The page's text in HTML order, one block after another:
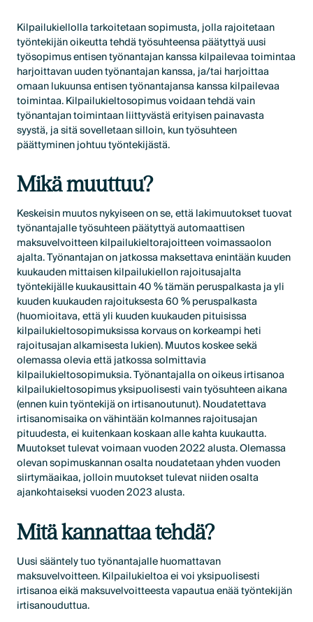
Kilpailukiellolla tarkoitetaan sopimusta, jolla rajoitetaan
työntekijän oikeutta tehdä työsuhteensa päätyttyä uusi
työsopimus entisen työnantajan kanssa kilpailevaa toimintaa
harjoittavan uuden työnantajan kanssa, ja/tai harjoittaa
omaan lukuunsa entisen työnantajansa kanssa kilpailevaa
toimintaa. Kilpailukieltosopimus voidaan tehdä vain
työnantajan toimintaan liittyvästä erityisen painavasta
syystä, ja sitä sovelletaan silloin, kun työsuhteen
päättyminen johtuu työntekijästä.
Mikä muuttuu?
Keskeisin muutos nykyiseen on se, että lakimuutokset tuovat
työnantajalle työsuhteen päätyttyä automaattisen
maksuvelvoitteen kilpailukieltorajoitteen voimassaolon
ajalta. Työnantajan on jatkossa maksettava enintään kuuden
kuukauden mittaisen kilpailukiellon rajoitusajalta
työntekijälle kuukausittain 40 % tämän peruspalkasta ja yli
kuuden kuukauden rajoituksesta 60 % peruspalkasta
(huomioitava, että yli kuuden kuukauden pituisissa
kilpailukieltosopimuksissa korvaus on korkeampi heti
rajoitusajan alkamisesta lukien). Muutos koskee sekä
olemassa olevia että jatkossa solmittavia
kilpailukieltosopimuksia. Työnantajalla on oikeus irtisanoa
kilpailukieltosopimus yksipuolisesti vain työsuhteen aikana
(ennen kuin työntekijä on irtisanoutunut). Noudatettava
irtisanomisaika on vähintään kolmannes rajoitusajan
pituudesta, ei kuitenkaan koskaan alle kahta kuukautta.
Muutokset tulevat voimaan vuoden 2022 alusta. Olemassa
olevan sopimuskannan osalta noudatetaan yhden vuoden
siirtymäaikaa, jolloin muutokset tulevat niiden osalta
ajankohtaiseksi vuoden 2023 alusta.
Mitä kannattaa tehdä?
Uusi sääntely tuo työnantajalle huomattavan
maksuvelvoitteen. Kilpailukieltoa ei voi yksipuolisesti
irtisanoa eikä maksuvelvoitteesta vapautua enää työntekijän
irtisanouduttua.